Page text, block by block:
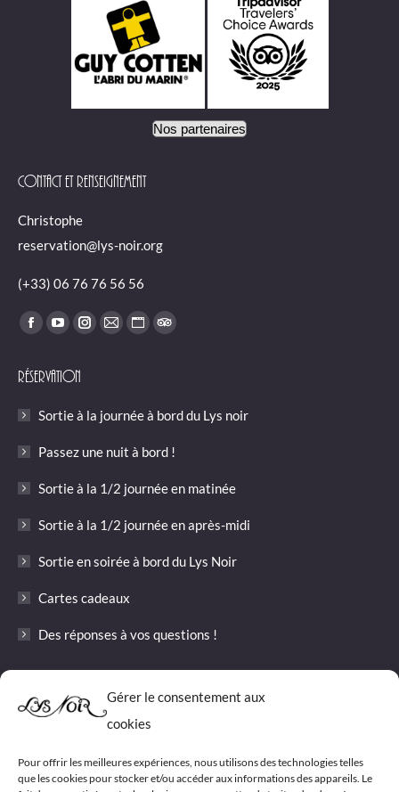
Gérer le consentement aux
cookies
Pour offrir les meilleures expériences, nous utilisons des technologies telles
que les cookies pour stocker et/ou accéder aux informations des appareils. Le
Nos partenaires
Contact et renseignement
Christophe
reservation@lys-noir.org
(+33) 06 76 76 56 56
Trouvez nous sur :
Facebook
opens
new
window
YouTube
opens
new
window
Instagram
new
window
E-
in
new
Site
in
new
TripAdvisor
new
window
Réservation
Sortie à la journée à bord du Lys noir
Passez une nuit à bord !
Sortie à la 1/2 journée en matinée
Sortie à la 1/2 journée en après-midi
Sortie en soirée à bord du Lys Noir
Cartes cadeaux
Des réponses à vos questions !
Les tarifs 2026 pour les sorties du Lys Noir
Conditions générales de vente